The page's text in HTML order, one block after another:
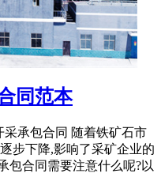
同范本
承包合同 随着铁矿石市
步下降,影响了采矿企业的
包合同需要注意什么呢?以